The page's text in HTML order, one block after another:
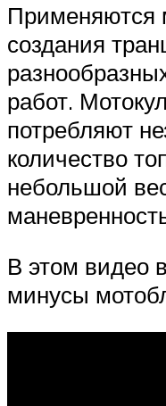
Применяются
создания
работ.
потребляют
количество
небольшой
В этом видео
минусы